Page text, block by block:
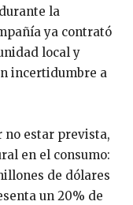
la
ya contrató
local y
incertidumbre a
no estar prevista,
en el consumo:
de dólares
un 20% de